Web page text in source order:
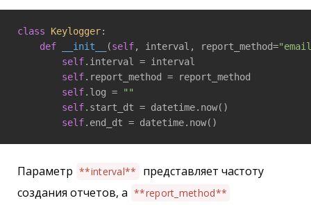
class Keylogger:
def
__init__ (self, interval, report_method=
self.interval = interval
self.report_method = report_method
self.log =
""
self.start_dt = datetime.now()
self.end_dt = datetime.now()
Параметр **interval**
представляет частоту
создания отчетов, а **report_method**